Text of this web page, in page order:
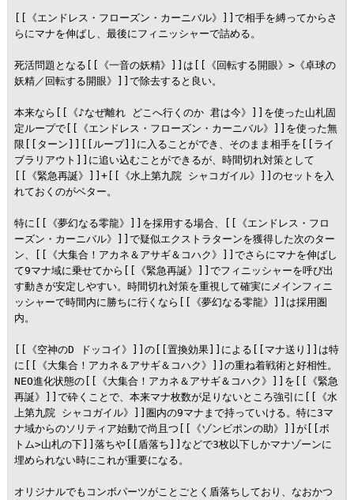
[[《エンドレス・フローズン・カーニバル》]]で相手を縛ってからさ
らにマナを伸ばし、最後にフィニッシャーで詰める。
死活問題となる[[《一音の妖精》]]は[[《回転する開眼》>《卓球の
妖精／回転する開眼》]]で除去すると良い。
本来なら[[《♪なぜ離れ どこへ行くのか 君は今》]]を使った山札固
定ループで[[《エンドレス・フローズン・カーニバル》]]を使った無
限[[ターン]][[ループ]]に入ることができ、そのまま相手を[[ライ
ブラリアウト]]に追い込むことができるが、時間切れ対策として
[[《緊急再誕》]]+[[《水上第九院 シャコガイル》]]のセットを入
れておくのがベター。
特に[[《夢幻なる零龍》]]を採用する場合、[[《エンドレス・フロ
ーズン・カーニバル》]]で疑似エクストラターンを獲得した次のター
ン、[[《大集合！アカネ＆アサギ＆コハク》]]でさらにマナを伸ばし
て9マナ域に乗せてから[[《緊急再誕》]]でフィニッシャーを呼び出
す動きが安定しやすい。時間切れ対策を重視して確実にメインフィニ
ッシャーで時間内に勝ちに行くなら[[《夢幻なる零龍》]]は採用圏
内。
[[《空神のD ドッコイ》]]の[[置換効果]]による[[マナ送り]]は特
に[[《大集合！アカネ＆アサギ＆コハク》]]の重ね着戦術と好相性。
NEO進化状態の[[《大集合！アカネ＆アサギ＆コハク》]]を[[《緊急
再誕》]]で砕くことで、本来マナ枚数が足りないところ強引に[[《水
上第九院 シャコガイル》]]圏内の9マナまで持っていける。特に3マ
ナ域からのソリティア始動で尚且つ[[《ゾンビポンの助》]]が[[ボ
トム>山札の下]]落ちや[[盾落ち]]などで3枚以下しかマナゾーンに
埋められない時にこれが重要になる。
オリジナルでもコンボパーツがことごとく盾落ちしており、なおかつ